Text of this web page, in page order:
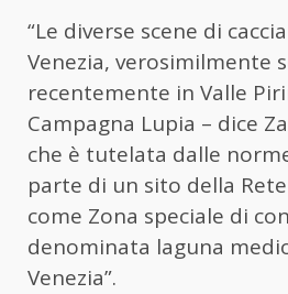
“Le diverse scene di
Venezia, verosimilmente
recentemente in Valle
Campagna Lupia – dice
che è tutelata dalle
parte di un sito della
come Zona speciale di
denominata laguna
Venezia”.